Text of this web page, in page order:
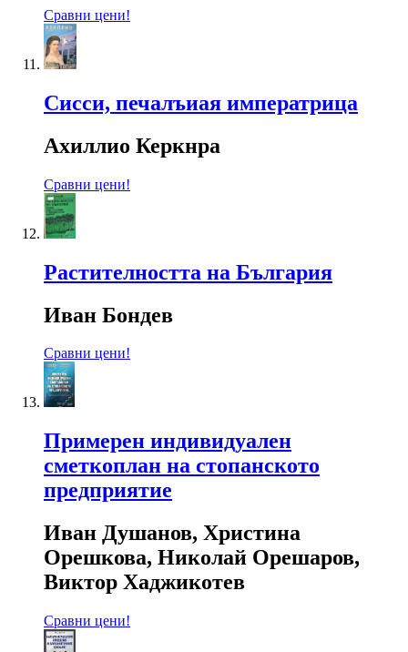
Сравни цени!
Сисси, печалъиая императрица
Ахиллио Керкнра
Сравни цени!
Растителността на България
Иван Бондев
Сравни цени!
Примерен индивидуален
сметкоплан на стопанското
предприятие
Иван Душанов, Христина
Орешкова, Николай Орешаров,
Виктор Хаджикотев
Сравни цени!